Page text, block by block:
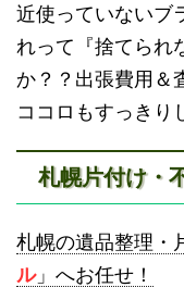
砂川不用品回収
近使っていないブ
れって『捨てられ
か？？出張費用＆
ココロもすっきり
札幌片付け・
札幌の遺品整理・
ル」へお任せ！